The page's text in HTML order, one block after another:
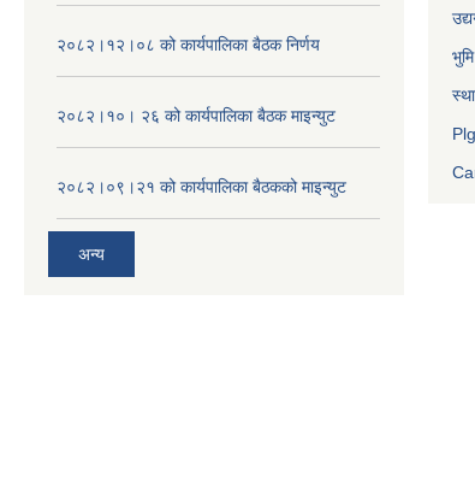
२०८२।१२।०८ को कार्यपालिका बैठक निर्णय
२०८२।१०। २६ को कार्यपालिका बैठक माइन्युट
२०८२।०९।२१ को कार्यपालिका बैठकको माइन्युट
अन्य